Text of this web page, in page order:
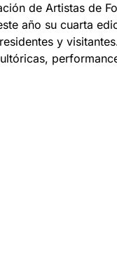
de Artistas de
año su cuarta
y